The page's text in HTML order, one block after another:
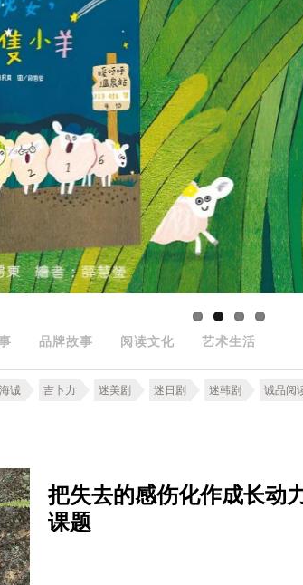
品牌故事 阅读文化 艺术生活
诚 吉卜力 迷美剧 迷日剧 迷韩剧 诚品阅
把失去的感伤化作成长动
课题